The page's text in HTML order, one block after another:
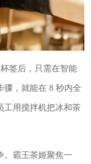
签后，只需在智能
骤，就能在 8 秒内全
工用搅拌机把冰和茶
。霸王茶姬聚焦一